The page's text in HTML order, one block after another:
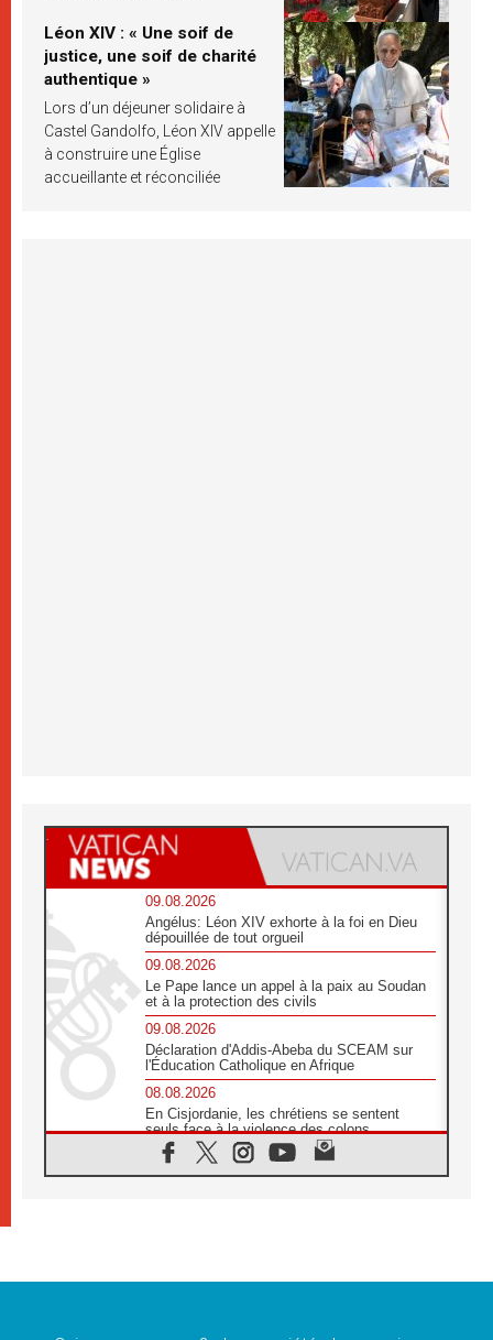
Léon XIV : « Une soif de
justice, une soif de charité
authentique »
Lors d’un déjeuner solidaire à
Castel Gandolfo, Léon XIV appelle
à construire une Église
accueillante et réconciliée
09.08.2026
Angélus: Léon XIV exhorte à la foi en Dieu
dépouillée de tout orgueil
09.08.2026
Le Pape lance un appel à la paix au Soudan
et à la protection des civils
09.08.2026
Déclaration d'Addis-Abeba du SCEAM sur
l'Éducation Catholique en Afrique
08.08.2026
En Cisjordanie, les chrétiens se sentent
seuls face à la violence des colons
08.08.2026
Léon XIV au sanctuaire de Notre Dame du
08.08.2026